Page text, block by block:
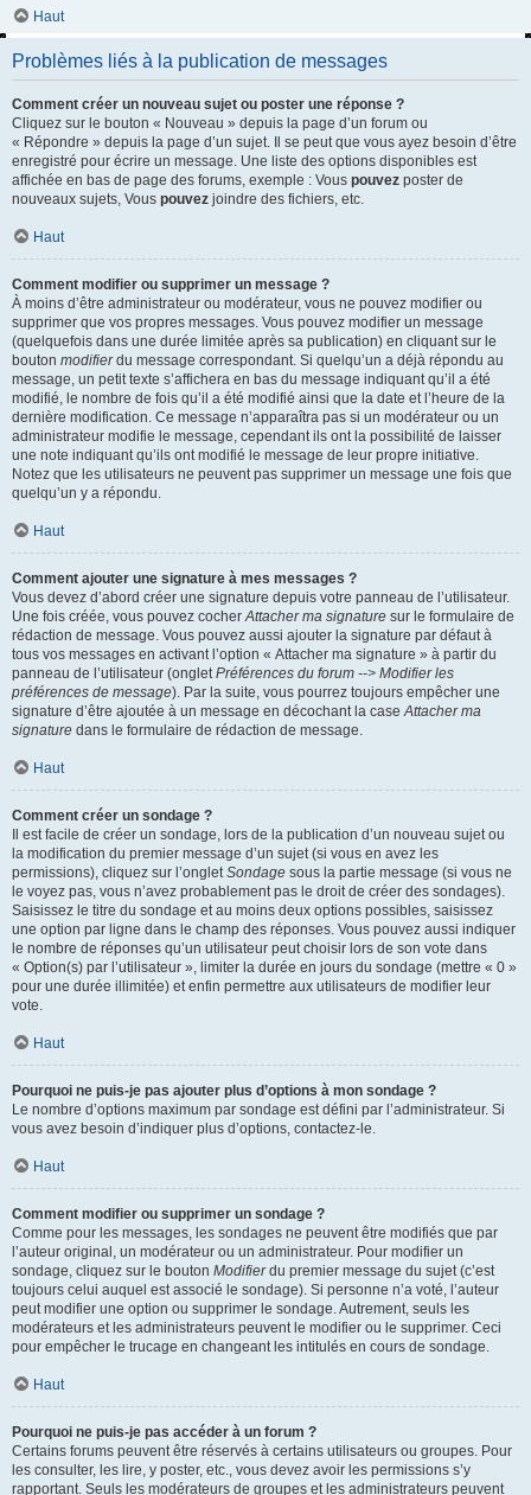
Haut
Problèmes liés à la publication de messages
Comment créer un nouveau sujet ou poster une réponse ?
Cliquez sur le bouton « Nouveau » depuis la page d’un forum ou
« Répondre » depuis la page d’un sujet. Il se peut que vous ayez besoin d’être
enregistré pour écrire un message. Une liste des options disponibles est
affichée en bas de page des forums, exemple : Vous pouvez poster de
nouveaux sujets, Vous pouvez joindre des fichiers, etc.
Haut
Comment modifier ou supprimer un message ?
À moins d’être administrateur ou modérateur, vous ne pouvez modifier ou
supprimer que vos propres messages. Vous pouvez modifier un message
(quelquefois dans une durée limitée après sa publication) en cliquant sur le
bouton modifierdu message correspondant. Si quelqu’un a déjà répondu au
message, un petit texte s’affichera en bas du message indiquant qu’il a été
modifié, le nombre de fois qu’il a été modifié ainsi que la date et l’heure de la
dernière modification. Ce message n’apparaîtra pas si un modérateur ou un
administrateur modifie le message, cependant ils ont la possibilité de laisser
une note indiquant qu’ils ont modifié le message de leur propre initiative.
Notez que les utilisateurs ne peuvent pas supprimer un message une fois que
quelqu’un y a répondu.
Haut
Comment ajouter une signature à mes messages ?
Vous devez d’abord créer une signature depuis votre panneau de l’utilisateur.
Une fois créée, vous pouvez cocherAttacher ma signature sur le formulaire de
rédaction de message. Vous pouvez aussi ajouter la signature par défaut à
tous vos messages en activant l’option « Attacher ma signature » à partir du
panneau de l’utilisateur (ongletPréférences du forum --> Modifier les
préférences de message). Par la suite, vous pourrez toujours empêcher une
signature d’être ajoutée à un message en décochant la caseAttacher ma
signature dans le formulaire de rédaction de message.
Haut
Comment créer un sondage ?
Il est facile de créer un sondage, lors de la publication d’un nouveau sujet ou
la modification du premier message d’un sujet (si vous en avez les
permissions), cliquez sur l’ongletSondage sous la partie message (si vous ne
le voyez pas, vous n’avez probablement pas le droit de créer des sondages).
Saisissez le titre du sondage et au moins deux options possibles, saisissez
une option par ligne dans le champ des réponses. Vous pouvez aussi indiquer
le nombre de réponses qu’un utilisateur peut choisir lors de son vote dans
« Option(s) par l’utilisateur », limiter la durée en jours du sondage (mettre « 0 »
pour une durée illimitée) et enfin permettre aux utilisateurs de modifier leur
vote.
Haut
Pourquoi ne puis-je pas ajouter plus d’options à mon sondage ?
Le nombre d’options maximum par sondage est défini par l’administrateur. Si
vous avez besoin d’indiquer plus d’options, contactez-le.
Haut
Comment modifier ou supprimer un sondage ?
Comme pour les messages, les sondages ne peuvent être modifiés que par
l’auteur original, un modérateur ou un administrateur. Pour modifier un
sondage, cliquez sur le bouton Modifierdu premier message du sujet (c’est
toujours celui auquel est associé le sondage). Si personne n’a voté, l’auteur
peut modifier une option ou supprimer le sondage. Autrement, seuls les
modérateurs et les administrateurs peuvent le modifier ou le supprimer. Ceci
pour empêcher le trucage en changeant les intitulés en cours de sondage.
Haut
Pourquoi ne puis-je pas accéder à un forum ?
Certains forums peuvent être réservés à certains utilisateurs ou groupes. Pour
les consulter, les lire, y poster, etc., vous devez avoir les permissions s’y
rapportant. Seuls les modérateurs de groupes et les administrateurs peuvent